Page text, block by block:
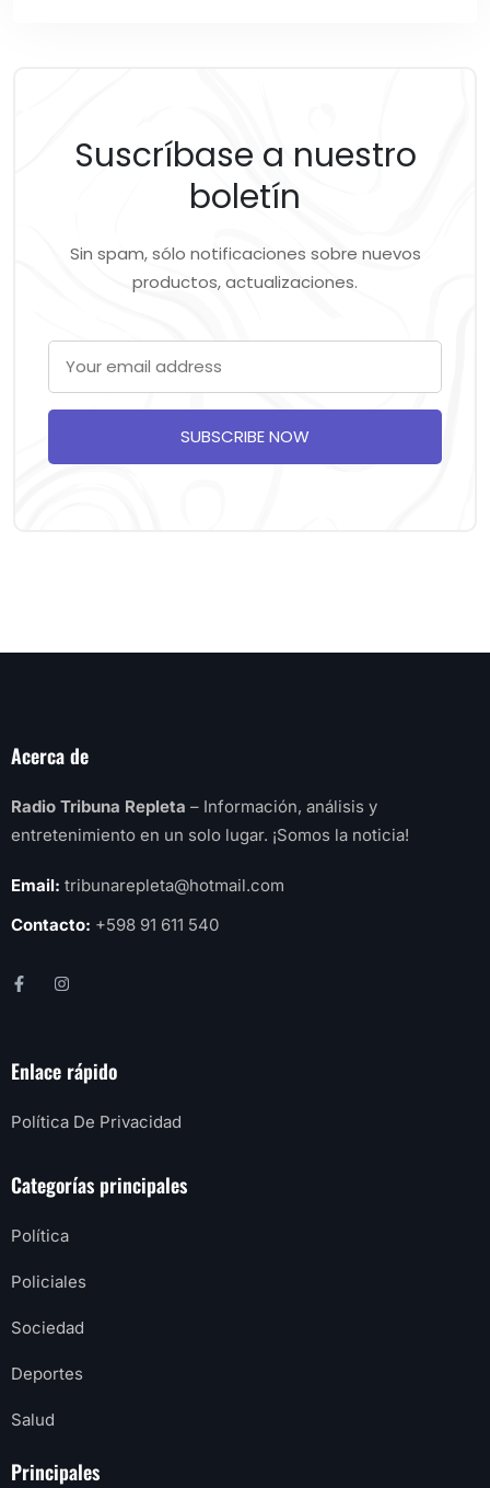
Suscríbase a nuestro
boletín
Sin spam, sólo notificaciones sobre nuevos
productos, actualizaciones.
SUBSCRIBE NOW
Acerca de
Radio Tribuna Repleta – Información, análisis y
entretenimiento en un solo lugar. ¡Somos la noticia!
Email: tribunarepleta@hotmail.com
Contacto: +598 91 611 540
Enlace rápido
Política De Privacidad
Categorías principales
Política
Policiales
Sociedad
Deportes
Salud
Principales